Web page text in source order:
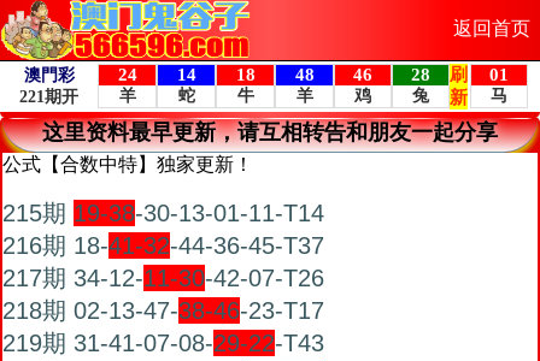
返回首页
这里资料最早更新，请互相转告和朋友一起分享
公式【合数中特】独家更新！
215期 19-38-30-13-01-11-T14
216期 18-41-32-44-36-45-T37
217期 34-12-11-30-42-07-T26
218期 02-13-47-38-46-23-T17
219期 31-41-07-08-29-22-T43